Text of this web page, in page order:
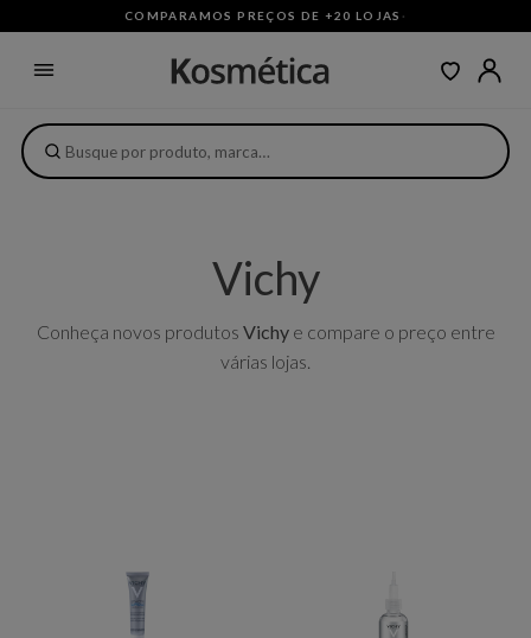
COMPARAMOS PREÇOS DE +20 LOJAS ·
Vichy
Conheça novos produtos Vichye compare o preço entre
várias lojas.